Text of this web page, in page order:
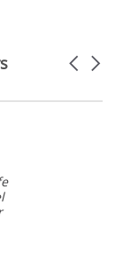
Carousel